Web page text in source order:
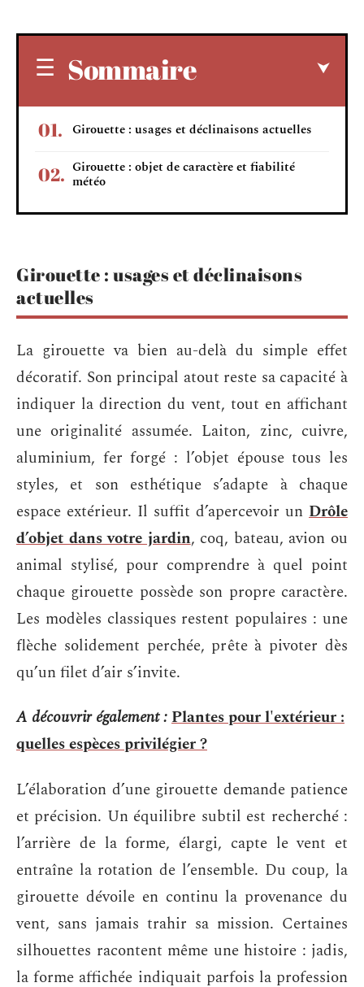
Sommaire
Girouette : usages et déclinaisons actuelles
Girouette : objet de caractère et fiabilité
météo
Girouette : usages et déclinaisons
actuelles
La girouette va bien au-delà du simple effet
décoratif. Son principal atout reste sa capacité à
indiquer la direction du vent, tout en affichant
une originalité assumée. Laiton, zinc, cuivre,
aluminium, fer forgé : l’objet épouse tous les
styles, et son esthétique s’adapte à chaque
espace extérieur. Il suffit d’apercevoir un Drôle
d’objet dans votre jardin, coq, bateau, avion ou
animal stylisé, pour comprendre à quel point
chaque girouette possède son propre caractère.
Les modèles classiques restent populaires : une
flèche solidement perchée, prête à pivoter dès
qu’un filet d’air s’invite.
A découvrir également :Plantes pour l'extérieur :
quelles espèces privilégier ?
L’élaboration d’une girouette demande patience
et précision. Un équilibre subtil est recherché :
l’arrière de la forme, élargi, capte le vent et
entraîne la rotation de l’ensemble. Du coup, la
girouette dévoile en continu la provenance du
vent, sans jamais trahir sa mission. Certaines
silhouettes racontent même une histoire : jadis,
la forme affichée indiquait parfois la profession